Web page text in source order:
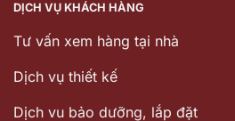
DỊCH VỤ KHÁCH HÀNG
Tư vấn xem hàng tại nhà
Dịch vụ thiết kế
Dịch vu bảo dưỡng, lắp đặt